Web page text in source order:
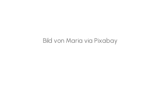
Bild von Maria via Pixabay